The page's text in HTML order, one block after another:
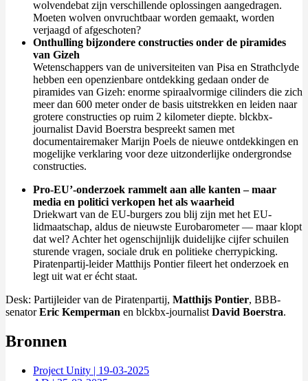
wolvendebat zijn verschillende oplossingen aangedragen.
Moeten wolven onvruchtbaar worden gemaakt, worden
verjaagd of afgeschoten?
Onthulling bijzondere constructies onder de piramides
van Gizeh
Wetenschappers van de universiteiten van Pisa en Strathclyde
hebben een openzienbare ontdekking gedaan onder de
piramides van Gizeh: enorme spiraalvormige cilinders die zich
meer dan 600 meter onder de basis uitstrekken en leiden naar
grotere constructies op ruim 2 kilometer diepte. blckbx-
journalist David Boerstra bespreekt samen met
documentairemaker Marijn Poels de nieuwe ontdekkingen en
mogelijke verklaring voor deze uitzonderlijke ondergrondse
constructies.
Pro-EU’-onderzoek rammelt aan alle kanten – maar
media en politici verkopen het als waarheid
Driekwart van de EU-burgers zou blij zijn met het EU-
lidmaatschap, aldus de nieuwste Eurobarometer — maar klopt
dat wel? Achter het ogenschijnlijk duidelijke cijfer schuilen
sturende vragen, sociale druk en politieke cherrypicking.
Piratenpartij-leider Matthijs Pontier fileert het onderzoek en
legt uit wat er écht staat.
Desk: Partijleider van de Piratenpartij, Matthijs Pontier, BBB-
senatorEric Kemperman en blckbx-journalist David Boerstra.
Bronnen
Project Unity | 19-03-2025